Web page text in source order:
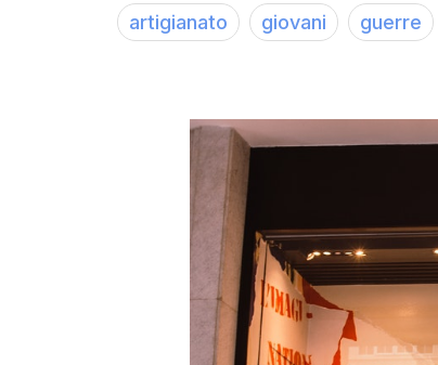
artigianato giovani guerre